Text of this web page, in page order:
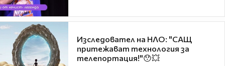
Изследовател на НЛО: "САЩ
притежават технология за
телепортация!"😯💥